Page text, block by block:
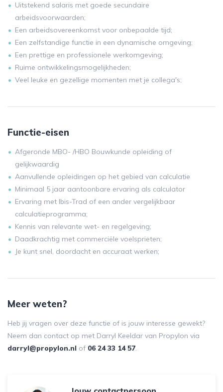
Uitstekend salaris met goede secundaire
arbeidsvoorwaarden;
Een arbeidsovereenkomst voor onbepaalde tijd;
Een zelfstandige functie in een dynamische omgeving;
Een prettige en professionele werkomgeving;
Ruime ontwikkelingsmogelijkheden;
Veel leuke en gezellige momenten met je collega's;
Functie-eisen
Afgeronde MBO- /HBO Bouwkunde opleiding of
gelijkwaardig
Aanvullende opleidingen op het gebied van calculatie
Minimaal 5 jaar aantoonbare ervaring als calculator
Ervaring met Ibis-Trad of een ander vergelijkbaar
calculatieprogramma;
Kennis van relevante wet- en regelgeving;
Daadkrachtig met commerciële voelsprieten;
Je kunt snel, doordacht en accuraat werken;
Meer weten?
Heb jij vragen over deze functie of is jouw interesse gewekt?
Neem dan contact op met Darryl Keeldar van Propylon via
darryl@propylon.nl of 06 24 33 14 57.